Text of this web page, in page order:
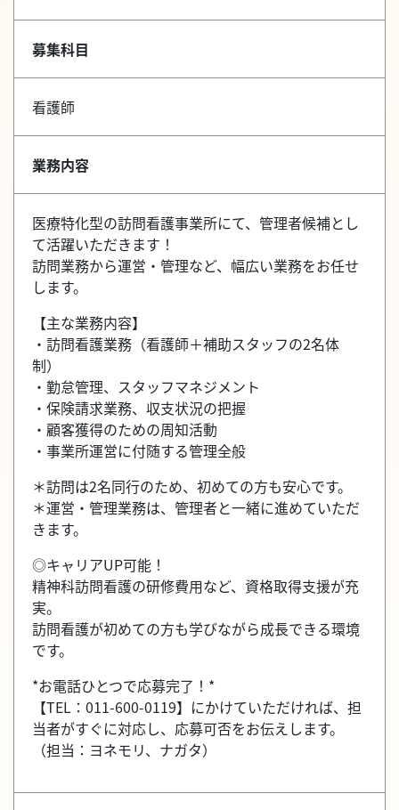
募集科目
看護師
業務内容
医療特化型の訪問看護事業所にて、管理者候補とし
て活躍いただきます！
訪問業務から運営・管理など、幅広い業務をお任せ
します。
【主な業務内容】
・訪問看護業務（看護師＋補助スタッフの2名体
制）
・勤怠管理、スタッフマネジメント
・保険請求業務、収支状況の把握
・顧客獲得のための周知活動
・事業所運営に付随する管理全般
＊訪問は2名同行のため、初めての方も安心です。
＊運営・管理業務は、管理者と一緒に進めていただ
きます。
◎キャリアUP可能！
精神科訪問看護の研修費用など、資格取得支援が充
実。
訪問看護が初めての方も学びながら成長できる環境
です。
*お電話ひとつで応募完了！*
【TEL：011-600-0119】にかけていただければ、担
当者がすぐに対応し、応募可否をお伝えします。
（担当：ヨネモリ、ナガタ）